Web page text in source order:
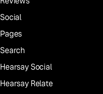
Social
Pages
Search
Hearsay Social
Hearsay Relate